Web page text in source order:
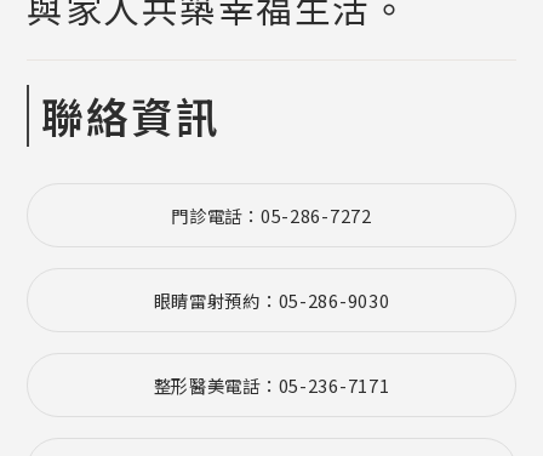
聯絡資訊
門診電話：05-286-7272
眼睛雷射預約：05-286-9030
整形醫美電話：05-236-7171